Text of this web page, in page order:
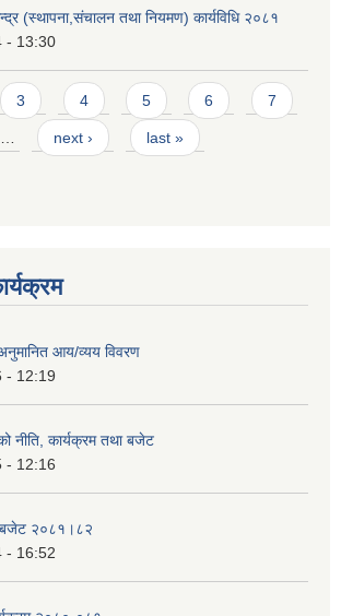
(स्थापना,संचालन तथा नियमण) कार्यविधि २०८१
- 13:30
3 4 5 6 7
… next › last »
आय/व्यय विवरण
- 12:19
नीति, कार्यक्रम तथा बजेट
- 12:16
बजेट २०८१।८२
- 16:52